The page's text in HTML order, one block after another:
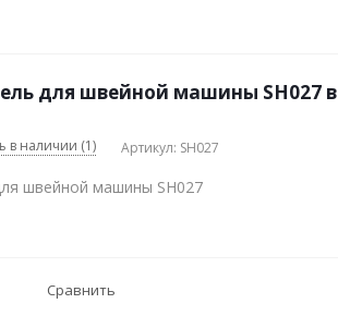
для швейной машины SH027 в
в наличии (1) Артикул: SH027
швейной машины SH027
Сравнить